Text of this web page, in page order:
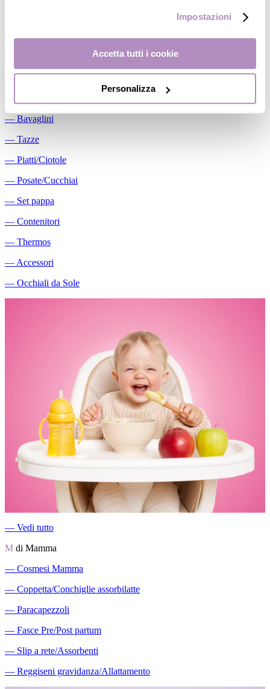
Impostazioni
Accetta tutti i cookie
Personalizza
Conservalatte Materno
―Massaggiagengive
― Bavaglini
― Tazze
― Piatti/Ciotole
― Posate/Cucchiai
― Set pappa
― Contenitori
― Thermos
― Accessori
― Occhiali da Sole
― Vedi tutto
M di Mamma
― Cosmesi Mamma
― Coppetta/Conchiglie assorbilatte
― Paracapezzoli
― Fasce Pre/Post partum
― Slip a rete/Assorbenti
― Reggiseni gravidanza/Allattamento